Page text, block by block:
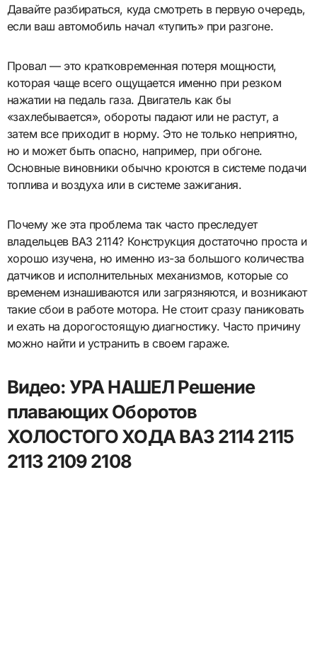
Давайте разбираться, куда смотреть в первую очередь,
если ваш автомобиль начал «тупить» при разгоне.
Провал — это кратковременная потеря мощности,
которая чаще всего ощущается именно при резком
нажатии на педаль газа. Двигатель как бы
«захлебывается», обороты падают или не растут, а
затем все приходит в норму. Это не только неприятно,
но и может быть опасно, например, при обгоне.
Основные виновники обычно кроются в системе подачи
топлива и воздуха или в системе зажигания.
Почему же эта проблема так часто преследует
владельцев ВАЗ 2114? Конструкция достаточно проста и
хорошо изучена, но именно из-за большого количества
датчиков и исполнительных механизмов, которые со
временем изнашиваются или загрязняются, и возникают
такие сбои в работе мотора. Не стоит сразу паниковать
и ехать на дорогостоящую диагностику. Часто причину
можно найти и устранить в своем гараже.
Видео: УРА НАШЕЛ Решение
плавающих Оборотов
ХОЛОСТОГО ХОДА ВАЗ 2114 2115
2113 2109 2108